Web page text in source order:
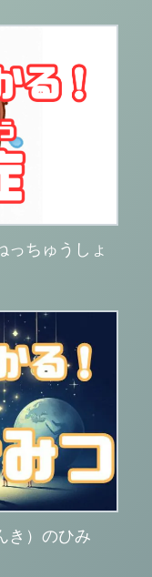
っちゅうしょ
き）のひみ